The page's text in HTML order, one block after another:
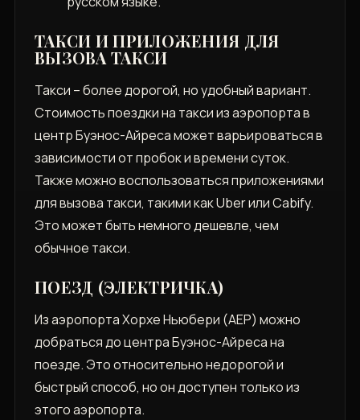
ТАКСИ И ПРИЛОЖЕНИЯ ДЛЯ
ВЫЗОВА ТАКСИ
Такси – более дорогой, но удобный вариант.
Стоимость поездки на такси из аэропорта в
центр Буэнос-Айреса может варьироваться в
зависимости от пробок и времени суток.
Также можно воспользоваться приложениями
для вызова такси, такими как Uber или Cabify.
Это может быть немного дешевле, чем
обычное такси.
ПОЕЗД (ЭЛЕКТРИЧКА)
Из аэропорта Хорхе Ньюбери (AEP) можно
добраться до центра Буэнос-Айреса на
поезде. Это относительно недорогой и
быстрый способ, но он доступен только из
этого аэропорта.